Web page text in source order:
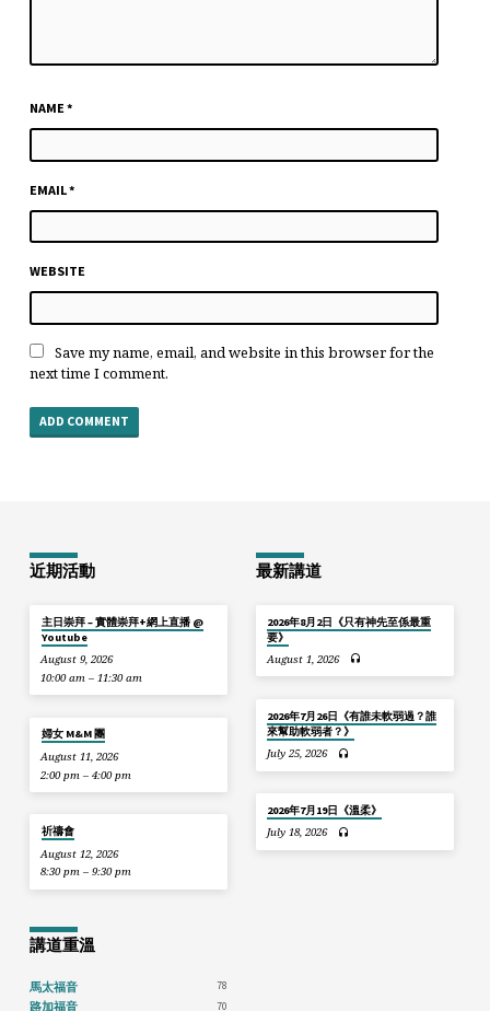
NAME*
EMAIL*
WEBSITE
Save my name, email, and website in this browser for the
next time I comment.
近期活動
主日崇拜 – 實體崇拜+網上直播 @
Youtube
August 9, 2026
10:00 am – 11:30 am
婦女 M&M 團
August 11, 2026
2:00 pm – 4:00 pm
祈禱會
August 12, 2026
8:30 pm – 9:30 pm
最新講道
2026年8月2日《只有神先至係最重
要》
August 1, 2026
2026年7月26日《有誰未軟弱過？誰
來幫助軟弱者？》
July 25, 2026
2026年7月19日《溫柔》
July 18, 2026
講道重溫
馬太福音 78
路加福音 70